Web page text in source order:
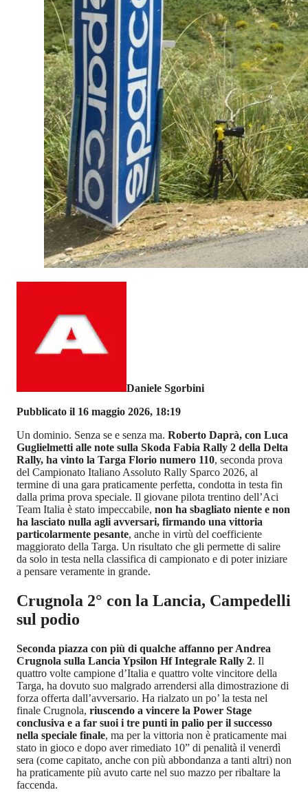
Daniele Sgorbini
Pubblicato il 16 maggio 2026, 18:19
Un dominio. Senza se e senza ma. Roberto Daprà, con Luca
Guglielmetti alle note sulla Skoda Fabia Rally 2 della Delta
Rally, ha vinto la Targa Florio numero 110, seconda prova
del Campionato Italiano Assoluto Rally Sparco 2026, al
termine di una gara praticamente perfetta, condotta in testa fin
dalla prima prova speciale. Il giovane pilota trentino dell’Aci
Team Italia è stato impeccabile, non ha sbagliato niente e non
ha lasciato nulla agli avversari, firmando una vittoria
particolarmente pesante, anche in virtù del coefficiente
maggiorato della Targa. Un risultato che gli permette di salire
da solo in testa nella classifica di campionato e di poter iniziare
a pensare veramente in grande.
Crugnola 2° con la Lancia, Campedelli
sul podio
Seconda piazza con più di qualche affanno per Andrea
Crugnola sulla Lancia Ypsilon Hf Integrale Rally 2. Il
quattro volte campione d’Italia e quattro volte vincitore della
Targa, ha dovuto suo malgrado arrendersi alla dimostrazione di
forza offerta dall’avversario. Ha rialzato un po’ la testa nel
finale Crugnola, riuscendo a vincere la Power Stage
conclusiva e a far suoi i tre punti in palio per il successo
nella speciale finale, ma per la vittoria non è praticamente mai
stato in gioco e dopo aver rimediato 10” di penalità il venerdì
sera (come capitato, anche con più abbondanza a tanti altri) non
ha praticamente più avuto carte nel suo mazzo per ribaltare la
faccenda.